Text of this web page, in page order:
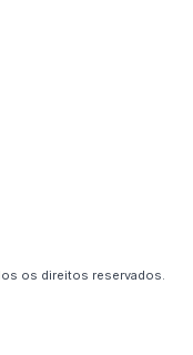
os direitos reservados.